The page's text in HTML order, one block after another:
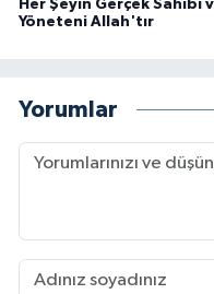
Her Şeyin Gerçek Sahibi
Yöneteni Allah'tır
Yorumlar
Kırşehir
Kocaeli
Kütahya